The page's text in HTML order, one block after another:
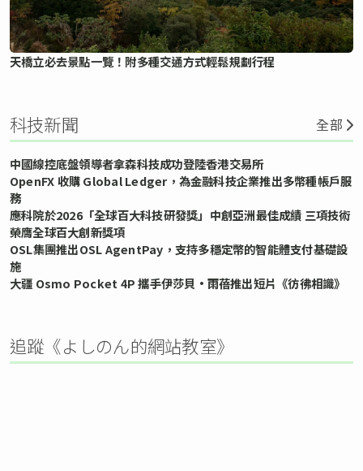
天橋立必去景點一覽！附多種交通方式輕鬆規劃行程
科技新聞 全部
中國線控底盤領導者拿森科技成功登陸香港交易所
OpenFX 收購 Global Ledger，為金融科技企業推出多幣種帳戶服
務
應科院於2026「全球百大科技研發獎」中創亞洲最佳成績 三項技術
榮膺全球百大創新獎項
OSL集團推出OSL AgentPay，支持多穩定幣的智能體支付基礎設
施
大疆 Osmo Pocket 4P 攜手伊莎貝•雨蓓推出短片《彷彿相識》
追蹤《よしのん的網站教室》